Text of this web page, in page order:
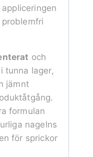
och
tunna lager,
jämnt
formulan
nagelns
för sprickor